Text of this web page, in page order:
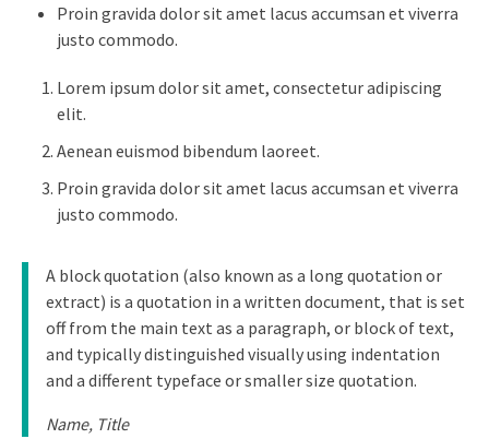
Proin gravida dolor sit amet lacus accumsan et viverra
justo commodo.
Lorem ipsum dolor sit amet, consectetur adipiscing
elit.
Aenean euismod bibendum laoreet.
Proin gravida dolor sit amet lacus accumsan et viverra
justo commodo.
A block quotation (also known as a long quotation or
extract) is a quotation in a written document, that is set
off from the main text as a paragraph, or block of text,
and typically distinguished visually using indentation
and a different typeface or smaller size quotation.
Name, Title